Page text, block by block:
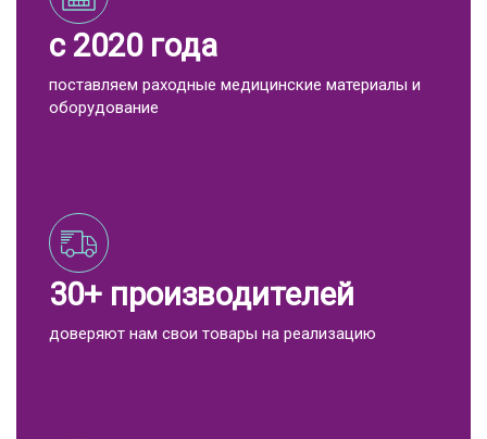
с 2020 года
поставляем раходные медицинские материалы и
оборудование
30+ производителей
доверяют нам свои товары на реализацию